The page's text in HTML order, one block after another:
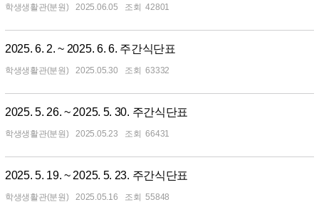
학생생활관(분원) 2025.06.05 42801
2025. 6. 2. ~ 2025. 6. 6. 주간식단표
학생생활관(분원) 2025.05.30 63332
2025. 5. 26. ~ 2025. 5. 30. 주간식단표
학생생활관(분원) 2025.05.23 66431
2025. 5. 19. ~ 2025. 5. 23. 주간식단표
학생생활관(분원) 2025.05.16 55848